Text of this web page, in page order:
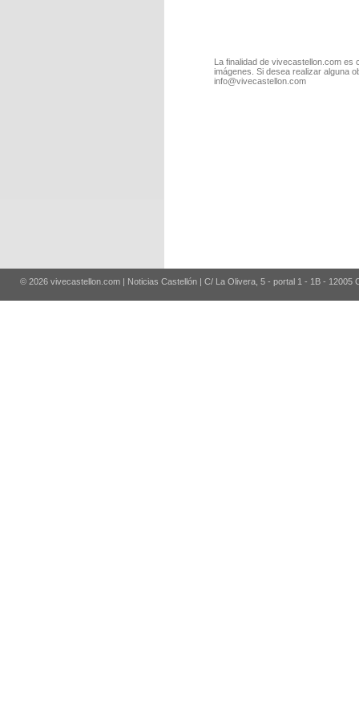
La finalidad de vivecastellon.com
imágenes. Si desea realizar alguna
info@vivecastellon.com
© 2026 vivecastellon.com | Noticias Castellón | C/ La Olivera, 5 - portal 1 - 1B - 12005